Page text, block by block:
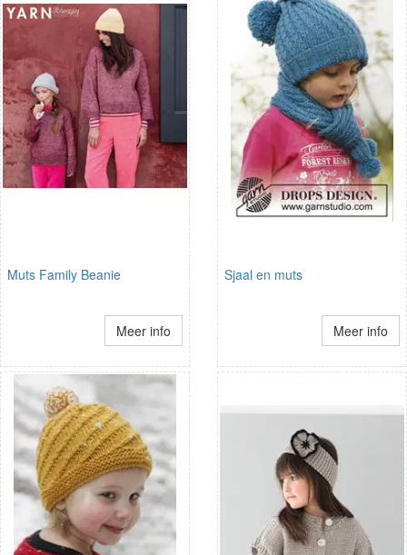
Muts Family Beanie
Meer info
Sjaal en muts
Meer info